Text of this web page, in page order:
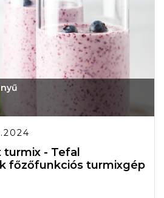
- Tefal
főzőfunkciós turmixgép